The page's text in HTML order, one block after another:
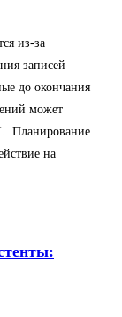
из-за
записей
до окончания
может
Планирование
на